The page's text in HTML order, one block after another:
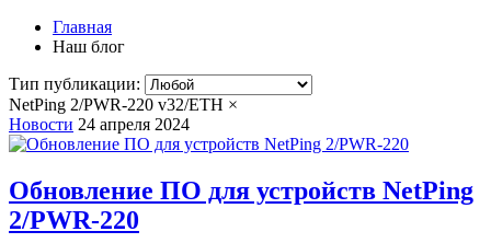
Главная
Наш блог
Тип публикации:
NetPing 2/PWR-220 v32/ETH ×
Новости 24 апреля 2024
Обновление ПО для устройств NetPing
2/PWR-220